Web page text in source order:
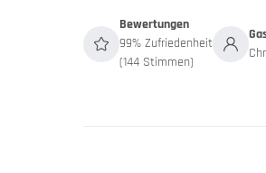
Bewertungen
99% Zufriedenheit
(144 Stimmen)